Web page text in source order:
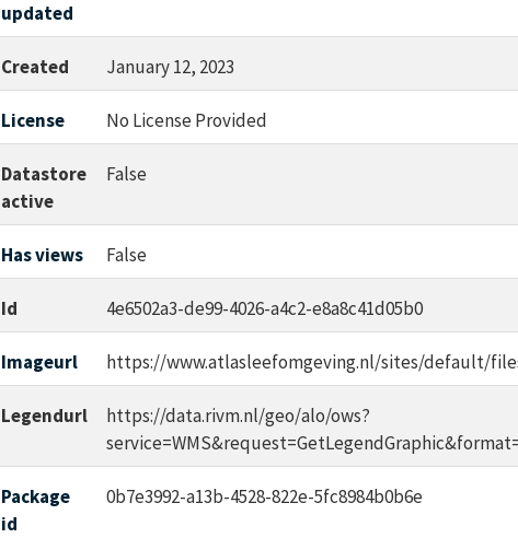
updated
Created January 12, 2023
License No License Provided
Datastore
active
False
Has views False
Id 4e6502a3-de99-4026-a4c2-e8a8c41d05b0
Imageurl https://www.atlasleefomgeving.nl/sites/default/
Legendurl
https://data.rivm.nl/geo/alo/ows?
Package
id
0b7e3992-a13b-4528-822e-5fc8984b0b6e